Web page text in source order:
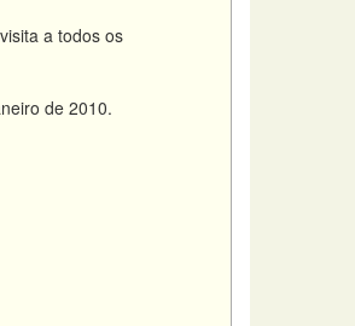
a todos os
de 2010.